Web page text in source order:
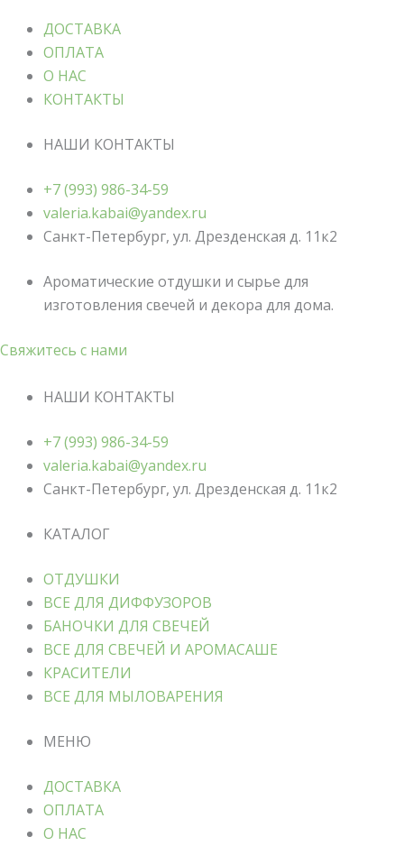
ДОСТАВКА
ОПЛАТА
О НАС
КОНТАКТЫ
НАШИ КОНТАКТЫ
+7 (993) 986-34-59
valeria.kabai@yandex.ru
Санкт-Петербург, ул. Дрезденская д. 11к2
Ароматические отдушки и сырье для
изготовления свечей и декора для дома.
Свяжитесь с нами
НАШИ КОНТАКТЫ
+7 (993) 986-34-59
valeria.kabai@yandex.ru
Санкт-Петербург, ул. Дрезденская д. 11к2
КАТАЛОГ
ОТДУШКИ
ВСЕ ДЛЯ ДИФФУЗОРОВ
БАНОЧКИ ДЛЯ СВЕЧЕЙ
ВСЕ ДЛЯ СВЕЧЕЙ И АРОМАСАШЕ
КРАСИТЕЛИ
ВСЕ ДЛЯ МЫЛОВАРЕНИЯ
МЕНЮ
ДОСТАВКА
ОПЛАТА
О НАС